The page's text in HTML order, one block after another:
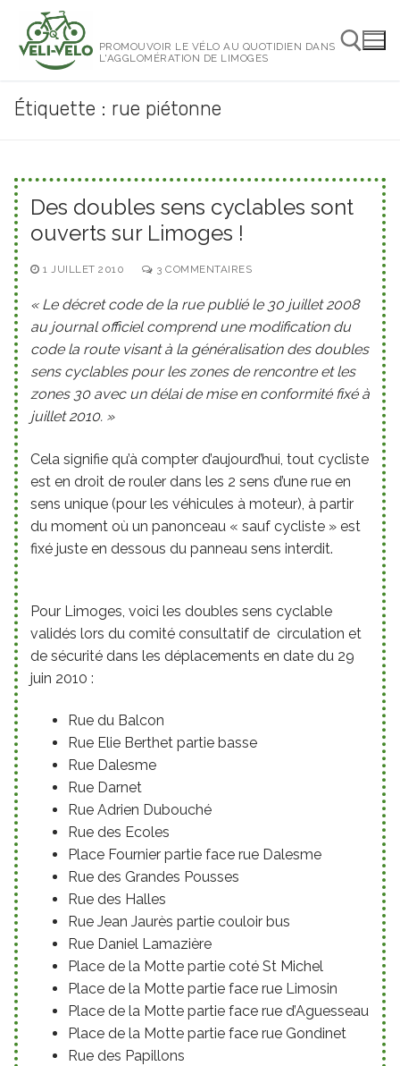
contenu
PROMOUVOIR LE VÉLO AU QUOTIDIEN DANS
L'AGGLOMÉRATION DE LIMOGES
Rechercher :
Étiquette : rue piétonne
Des doubles sens cyclables sont
ouverts sur Limoges !
1 JUILLET 2010 3 COMMENTAIRES
« Le décret code de la rue publié le 30 juillet 2008
au journal officiel comprend une modification du
code la route visant à la généralisation des doubles
sens cyclables pour les zones de rencontre et les
zones 30 avec un délai de mise en conformité fixé à
juillet 2010. »
Cela signifie qu’à compter d’aujourd’hui, tout cycliste
est en droit de rouler dans les 2 sens d’une rue en
sens unique (pour les véhicules à moteur), à partir
du moment où un panonceau « sauf cycliste » est
fixé juste en dessous du panneau sens interdit.
Pour Limoges, voici les doubles sens cyclable
validés lors du comité consultatif de circulation et
de sécurité dans les déplacements en date du 29
juin 2010 :
Rue du Balcon
Rue Elie Berthet partie basse
Rue Dalesme
Rue Darnet
Rue Adrien Dubouché
Rue des Ecoles
Place Fournier partie face rue Dalesme
Rue des Grandes Pousses
Rue des Halles
Rue Jean Jaurès partie couloir bus
Rue Daniel Lamazière
Place de la Motte partie coté St Michel
Place de la Motte partie face rue Limosin
Place de la Motte partie face rue d’Aguesseau
Place de la Motte partie face rue Gondinet
Rue des Papillons